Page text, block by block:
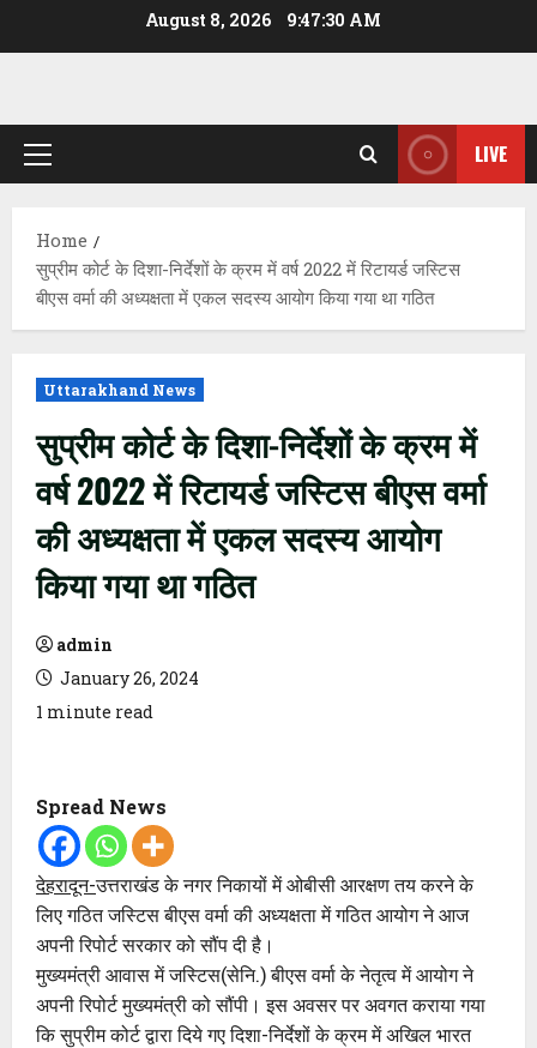
August 8, 2026 9:47:31 AM
Primary
LIVE
Home
सुप्रीम कोर्ट के दिशा-निर्देशों के क्रम में वर्ष 2022 में रिटायर्ड जस्टिस
बीएस वर्मा की अध्यक्षता में एकल सदस्य आयोग किया गया था गठित
Uttarakhand News
सुप्रीम कोर्ट के दिशा-निर्देशों के क्रम में
वर्ष 2022 में रिटायर्ड जस्टिस बीएस वर्मा
की अध्यक्षता में एकल सदस्य आयोग
किया गया था गठित
admin
January 26, 2024
1 minute read
Spread News
देहरादून-उत्तराखंड के नगर निकायों में ओबीसी आरक्षण तय करने के
लिए गठित जस्टिस बीएस वर्मा की अध्यक्षता में गठित आयोग ने आज
अपनी रिपोर्ट सरकार को सौंप दी है।
मुख्यमंत्री आवास में जस्टिस(सेनि.) बीएस वर्मा के नेतृत्व में आयोग ने
अपनी रिपोर्ट मुख्यमंत्री को सौंपी। इस अवसर पर अवगत कराया गया
कि सुप्रीम कोर्ट द्वारा दिये गए दिशा-निर्देशों के क्रम में अखिल भारत